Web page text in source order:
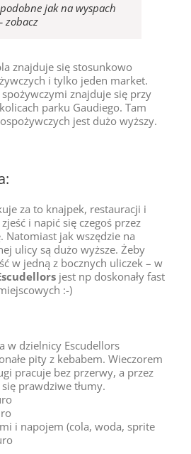
jak na wyspach
zobacz
znajduje się stosunkowo
i tylko jeden market.
znajduje się przy
parku Gaudiego. Tam
jest dużo wyższy.
za to knajpek, restauracji i
i napić się czegoś przez
Natomiast jak wszędzie na
ulicy są dużo wyższe. Żeby
w jedną z bocznych uliczek – w
jest np doskonały fast
:-)
w dzielnicy Escudellors
pity z kebabem. Wieczorem
pracuje bez przerwy, a przez
prawdziwe tłumy.
i napojem (cola, woda, sprite